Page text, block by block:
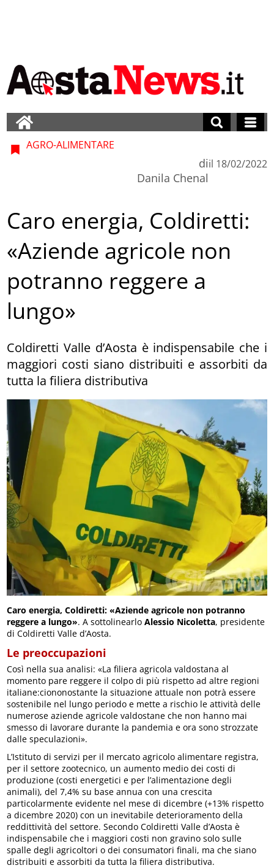
AGRO-ALIMENTARE
di
Danila Chenal
il 18/02/2022
Caro energia, Coldiretti:
«Aziende agricole non
potranno reggere a
lungo»
Coldiretti Valle d’Aosta è indispensabile che i
maggiori costi siano distribuiti e assorbiti da
tutta la filiera distributiva
Caro energia, Coldiretti: «Aziende agricole non potranno
reggere a lungo». A sottolinearloAlessio Nicoletta, presidente
di Coldiretti Valle d’Aosta.
Le preoccupazioni
Così nella sua analisi: «La filiera agricola valdostana al
momento pare reggere il colpo di più rispetto ad altre regioni
italiane:ciononostante la situazione attuale non potrà essere
sostenibile nel lungo periodo e mette a rischio le attività delle
numerose aziende agricole valdostane che non hanno mai
smesso di lavorare durante la pandemia e ora sono strozzate
dalle speculazioni».
L’Istituto di servizi per il mercato agricolo alimentare registra,
per il settore zootecnico, un aumento medio dei costi di
produzione (costi energetici e per l’alimentazione degli
animali), del 7,4% su base annua con una crescita
particolarmente evidente nel mese di dicembre (+13% rispetto
a dicembre 2020) con un inevitabile deterioramento della
reddittività del settore. Secondo Coldiretti Valle d’Aosta è
indispensabile che i maggiori costi non gravino solo sulle
spalle degli agricoltori o dei consumatori finali, ma che siano
distribuiti e assorbiti da tutta la filiera distributiva.